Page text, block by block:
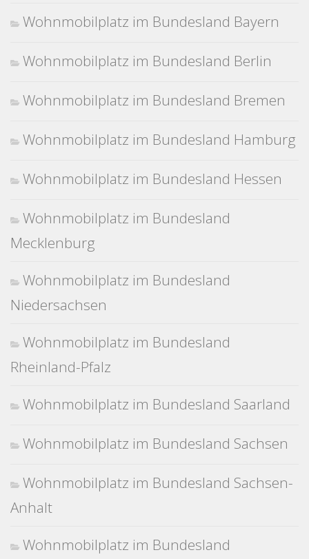
Wohnmobilplatz im Bundesland Bayern
Wohnmobilplatz im Bundesland Berlin
Wohnmobilplatz im Bundesland Bremen
Wohnmobilplatz im Bundesland Hamburg
Wohnmobilplatz im Bundesland Hessen
Wohnmobilplatz im Bundesland
Mecklenburg
Wohnmobilplatz im Bundesland
Niedersachsen
Wohnmobilplatz im Bundesland
Rheinland-Pfalz
Wohnmobilplatz im Bundesland Saarland
Wohnmobilplatz im Bundesland Sachsen
Wohnmobilplatz im Bundesland Sachsen-
Anhalt
Wohnmobilplatz im Bundesland